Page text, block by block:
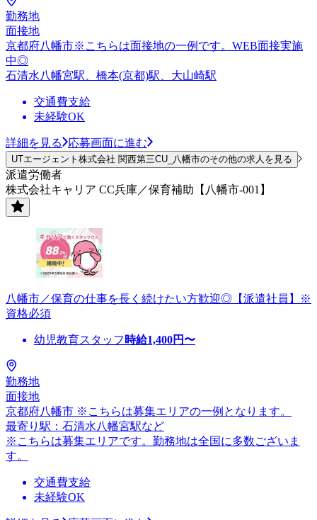
勤務地
面接地
京都府八幡市※こちらは面接地の一例です。WEB面接実施
中◎
石清水八幡宮駅、橋本(京都)駅、大山崎駅
交通費支給
未経験OK
詳細を見る 応募画面に進む
UTエージェント株式会社 関西第三CU_八幡市のその他の求人を見る
派遣労働者
株式会社キャリア CC兵庫／保育補助【八幡市-001】
八幡市／保育の仕事を長く続けたい方歓迎◎【派遣社員】※
資格必須
幼児教育スタッフ 時給1,400円〜
勤務地
面接地
京都府八幡市 ※こちらは募集エリアの一例となります。
最寄り駅：石清水八幡宮駅など
※こちらは募集エリアです。勤務地は全国に多数ございま
す。
交通費支給
未経験OK